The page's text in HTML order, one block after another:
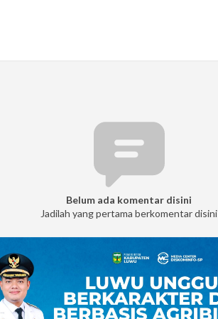
Belum ada komentar disini
Jadilah yang pertama berkomentar disini